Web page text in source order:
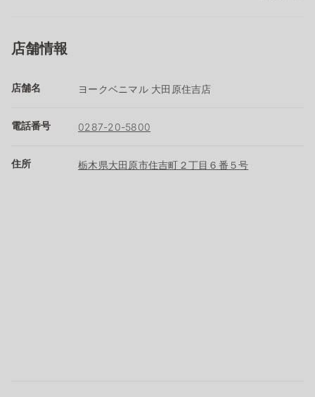
店舗情報
店舗名 ヨークベニマル 大田原住吉店
電話番号 0287-20-5800
住所 栃木県大田原市住吉町２丁目６番５号